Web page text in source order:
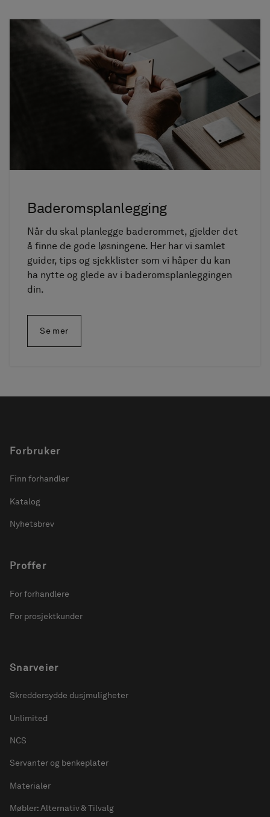
Baderomsplanlegging
Når du skal planlegge baderommet, gjelder det
å finne de gode løsningene. Her har vi samlet
guider, tips og sjekklister som vi håper du kan
ha nytte og glede av i baderomsplanleggingen
din.
Se mer
Forbruker
Finn forhandler
Katalog
Nyhetsbrev
Proffer
For forhandlere
For prosjektkunder
Snarveier
Skreddersydde dusjmuligheter
Unlimited
NCS
Servanter og benkeplater
Materialer
Møbler: Alternativ & Tilvalg